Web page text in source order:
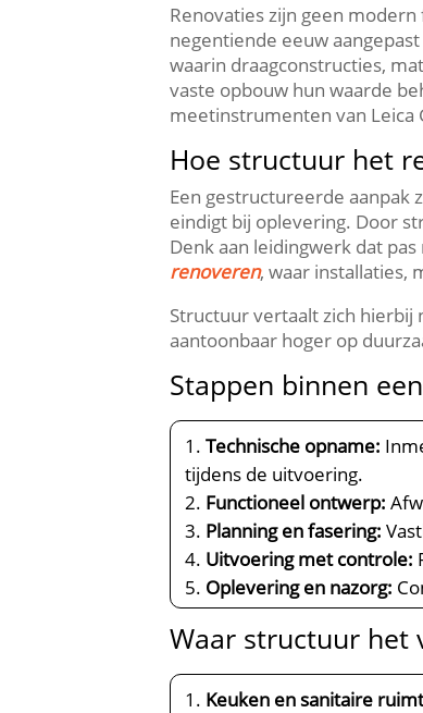
Renovaties zijn geen
negentiende eeuw
waarin draagconstructies,
vaste opbouw hun waarde
meetinstrumenten van
Hoe structuur het
Een gestructureerde aanpak
eindigt bij oplevering.​ Door
Denk aan leidingwerk dat
renoveren, waar installaties,
Structuur vertaalt zich hierbij
aantoonbaar hoger op
Stappen binnen
Technische opname:
tijdens de uitvoering.​
Functioneel ontwerp:
Planning en fasering:
Uitvoering met controle:
Oplevering en nazorg:
Waar structuur het
Keuken en sanitaire